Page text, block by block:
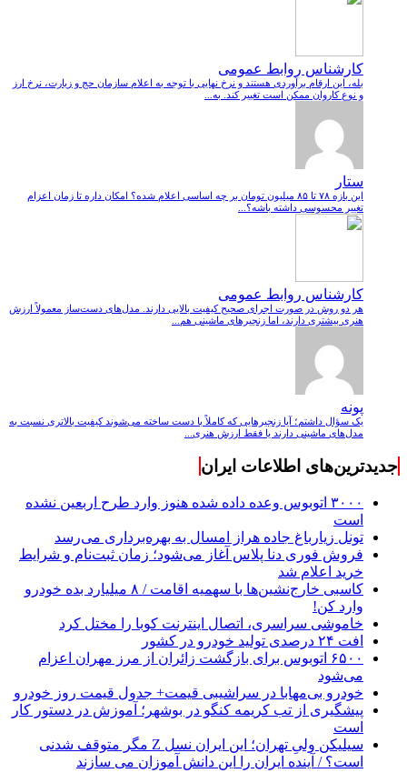
کارشناس روابط عمومی
بله، این ارقام برآوردی هستند و نرخ نهایی با توجه به اعلام سازمان حج و زیارت، نرخ ارز
و نوع کاروان ممکن است تغییر کند. به...
ستار
این بازه ۷۸ تا ۸۵ میلیون تومان بر چه اساسی اعلام شده؟ امکان داره تا زمان اعزام
تغییر محسوسی داشته باشه؟...
کارشناس روابط عمومی
هر دو روش در صورت اجرای صحیح کیفیت بالایی دارند. مدل‌های دست‌ساز معمولاً ارزش
هنری بیشتری دارند، اما زنجیرهای ماشینی هم...
پونه
یک سؤال داشتم؛ آیا زنجیرهایی که کاملاً با دست ساخته می‌شوند کیفیت بالاتری نسبت به
مدل‌های ماشینی دارند یا فقط ارزش هنری...
جدیدترین‌های اطلاعات ایران
۳۰۰۰ اتوبوس وعده داده شده هنوز وارد طرح اربعین نشده
است
تونل زیارباغ جاده هراز امسال به بهره‌برداری می‌رسد
فروش فوری دنا پلاس آغاز می‌شود؛ زمان ثبت‌نام و شرایط
خرید اعلام شد
کاسبی خارج‌نشین‌ها با سهمیه اقامت / ۸ میلیارد بده خودرو
وارد کن!
خاموشی سراسری، اتصال اینترنت کوبا را مختل کرد
افت ۲۴ درصدی تولید خودرو در کشور
۶۵۰۰ اتوبوس برای بازگشت زائران از مرز مهران اعزام
می‌شود
خودرو بی‌مهابا در سراشیبی قیمت+ جدول قیمت روز خودرو
پیشگیری از تب کریمه کنگو در بوشهر؛ آموزش در دستور کار
است
سیلیکن ولیِ تهران؛ این ایران نسل Z مگر متوقف شدنی
است؟ / آینده ایران را این دانش آموزان می سازند